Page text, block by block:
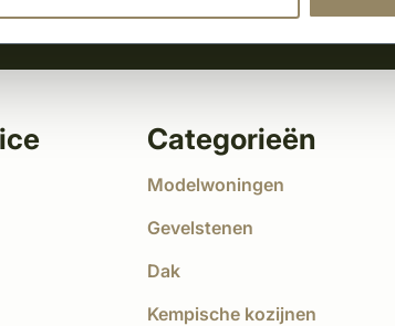
Categorieën
Modelwoningen
Gevelstenen
Dak
Kempische kozijnen